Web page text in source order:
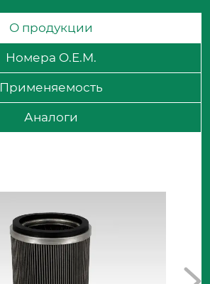
О продукции
Номера O.E.M.
Применяемость
Аналоги